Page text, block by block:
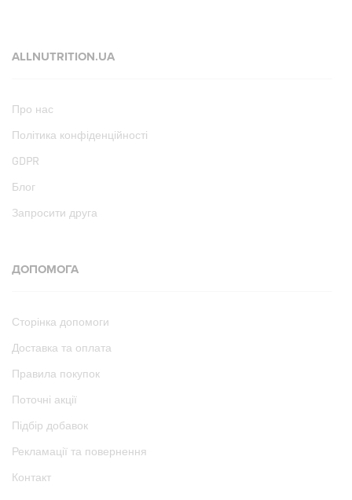
ALLNUTRITION.UA
Про нас
Політика конфіденційності
GDPR
Блог
Запросити друга
ДОПОМОГА
Сторінка допомоги
Доставка та оплата
Правила покупок
Поточні акції
Підбір добавок
Рекламації та повернення
Контакт